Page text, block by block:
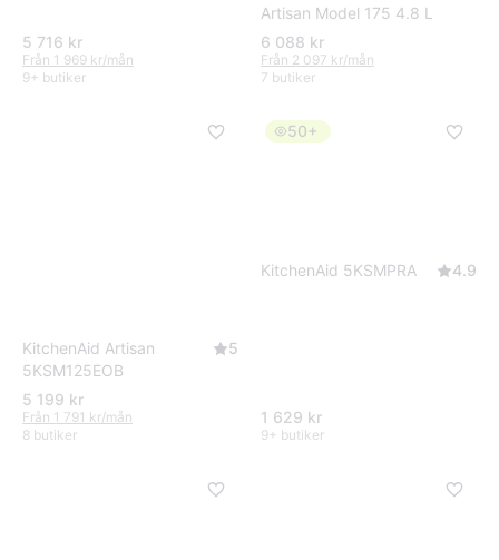
5 716 kr
Från 1 969 kr/mån
9+ butiker
Artisan Model 175 4.8 L
6 088 kr
Från 2 097 kr/mån
7 butiker
KitchenAid Artisan
5KSM125EOB
5
5 199 kr
Från 1 791 kr/mån
8 butiker
50+
KitchenAid 5KSMPRA 4.9
1 629 kr
9+ butiker